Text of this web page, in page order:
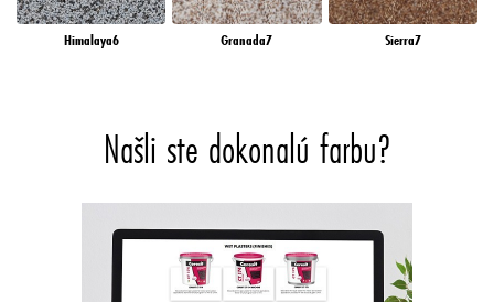
Himalaya6 Granada7 Sierra7
Našli ste dokonalú farbu?